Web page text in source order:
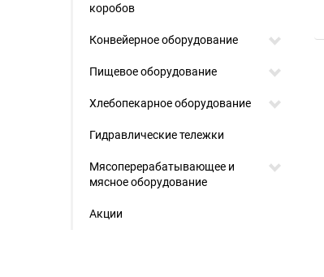
коробов
Конвейерное оборудование
Пищевое оборудование
Хлебопекарное оборудование
Гидравлические тележки
Мясоперерабатывающее и
мясное оборудование
Акции